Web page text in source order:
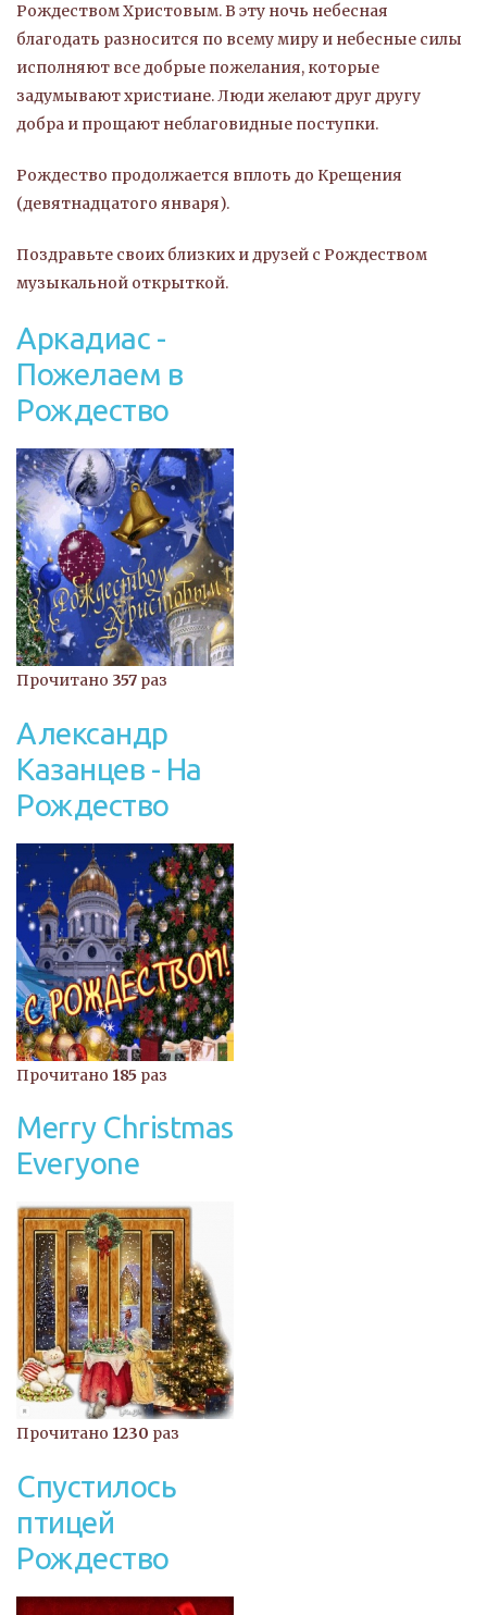
Рождеством Христовым. В эту ночь небесная
благодать разносится по всему миру и небесные силы
исполняют все добрые пожелания, которые
задумывают христиане. Люди желают друг другу
добра и прощают неблаговидные поступки.
Рождество продолжается вплоть до Крещения
(девятнадцатого января).
Поздравьте своих близких и друзей с Рождеством
музыкальной открыткой.
Аркадиас -
Пожелаем в
Рождество
Прочитано 357 раз
Александр
Казанцев - На
Рождество
Прочитано 185 раз
Merry Christmas
Everyone
Прочитано 1230 раз
Спустилось
птицей
Рождество